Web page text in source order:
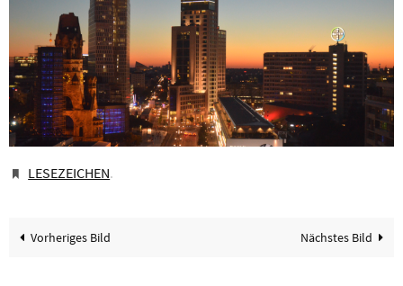
LESEZEICHEN.
Vorheriges Bild Nächstes Bild